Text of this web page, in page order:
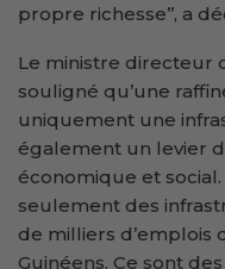
propre richesse’’, a
Le ministre directeur
souligné qu’une
uniquement une
également un levier
économique et social.
seulement des
de milliers d’emplois
Guinéens. Ce sont